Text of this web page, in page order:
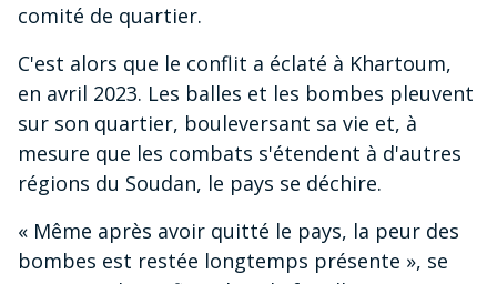
comité de quartier.
C'est alors que le conflit a éclaté à Khartoum,
en avril 2023. Les balles et les bombes pleuvent
sur son quartier, bouleversant sa vie et, à
mesure que les combats s'étendent à d'autres
régions du Soudan, le pays se déchire.
« Même après avoir quitté le pays, la peur des
bombes est restée longtemps présente », se